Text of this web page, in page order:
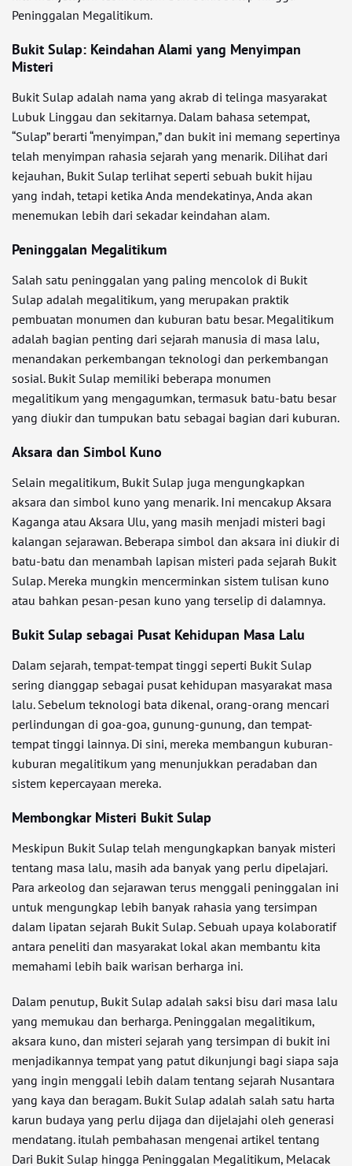
Peninggalan Megalitikum.
Bukit Sulap: Keindahan Alami yang Menyimpan
Misteri
Bukit Sulap adalah nama yang akrab di telinga masyarakat
Lubuk Linggau dan sekitarnya. Dalam bahasa setempat,
“Sulap” berarti “menyimpan,” dan bukit ini memang sepertinya
telah menyimpan rahasia sejarah yang menarik. Dilihat dari
kejauhan, Bukit Sulap terlihat seperti sebuah bukit hijau
yang indah, tetapi ketika Anda mendekatinya, Anda akan
menemukan lebih dari sekadar keindahan alam.
Peninggalan Megalitikum
Salah satu peninggalan yang paling mencolok di Bukit
Sulap adalah megalitikum, yang merupakan praktik
pembuatan monumen dan kuburan batu besar. Megalitikum
adalah bagian penting dari sejarah manusia di masa lalu,
menandakan perkembangan teknologi dan perkembangan
sosial. Bukit Sulap memiliki beberapa monumen
megalitikum yang mengagumkan, termasuk batu-batu besar
yang diukir dan tumpukan batu sebagai bagian dari kuburan.
Aksara dan Simbol Kuno
Selain megalitikum, Bukit Sulap juga mengungkapkan
aksara dan simbol kuno yang menarik. Ini mencakup Aksara
Kaganga atau Aksara Ulu, yang masih menjadi misteri bagi
kalangan sejarawan. Beberapa simbol dan aksara ini diukir di
batu-batu dan menambah lapisan misteri pada sejarah Bukit
Sulap. Mereka mungkin mencerminkan sistem tulisan kuno
atau bahkan pesan-pesan kuno yang terselip di dalamnya.
Bukit Sulap sebagai Pusat Kehidupan Masa Lalu
Dalam sejarah, tempat-tempat tinggi seperti Bukit Sulap
sering dianggap sebagai pusat kehidupan masyarakat masa
lalu. Sebelum teknologi bata dikenal, orang-orang mencari
perlindungan di goa-goa, gunung-gunung, dan tempat-
tempat tinggi lainnya. Di sini, mereka membangun kuburan-
kuburan megalitikum yang menunjukkan peradaban dan
sistem kepercayaan mereka.
Membongkar Misteri Bukit Sulap
Meskipun Bukit Sulap telah mengungkapkan banyak misteri
tentang masa lalu, masih ada banyak yang perlu dipelajari.
Para arkeolog dan sejarawan terus menggali peninggalan ini
untuk mengungkap lebih banyak rahasia yang tersimpan
dalam lipatan sejarah Bukit Sulap. Sebuah upaya kolaboratif
antara peneliti dan masyarakat lokal akan membantu kita
memahami lebih baik warisan berharga ini.
Dalam penutup, Bukit Sulap adalah saksi bisu dari masa lalu
yang memukau dan berharga. Peninggalan megalitikum,
aksara kuno, dan misteri sejarah yang tersimpan di bukit ini
menjadikannya tempat yang patut dikunjungi bagi siapa saja
yang ingin menggali lebih dalam tentang sejarah Nusantara
yang kaya dan beragam. Bukit Sulap adalah salah satu harta
karun budaya yang perlu dijaga dan dijelajahi oleh generasi
mendatang. itulah pembahasan mengenai artikel tentang
Dari Bukit Sulap hingga Peninggalan Megalitikum, Melacak